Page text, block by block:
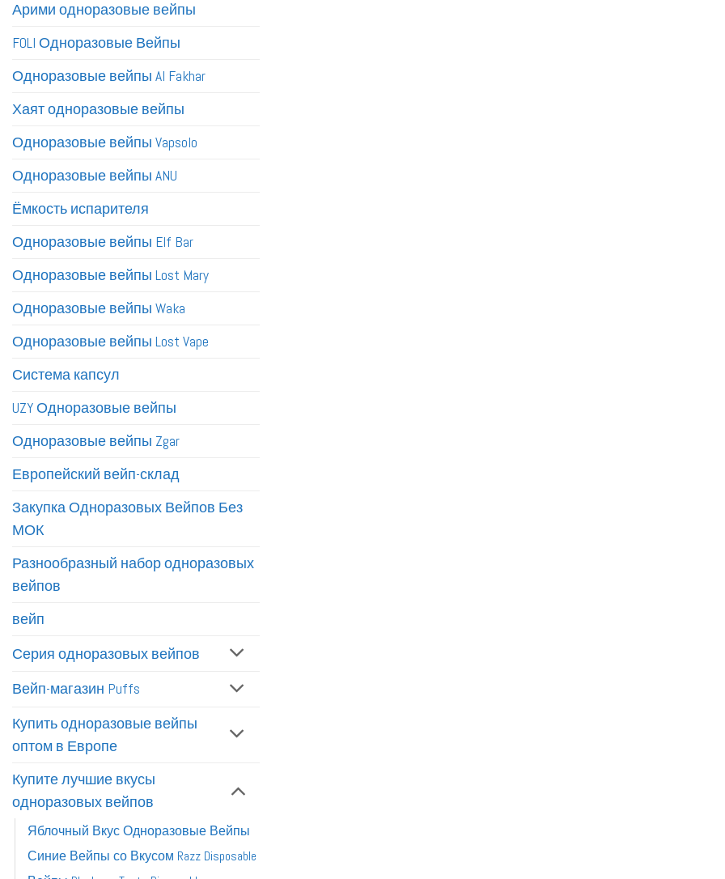
Арими одноразовые вейпы
FOLI Одноразовые Вейпы
Одноразовые вейпы Al Fakhar
Хаят одноразовые вейпы
Одноразовые вейпы Vapsolo
Одноразовые вейпы ANU
Ёмкость испарителя
Одноразовые вейпы Elf Bar
Одноразовые вейпы Lost Mary
Одноразовые вейпы Waka
Одноразовые вейпы Lost Vape
Система капсул
UZY Одноразовые вейпы
Одноразовые вейпы Zgar
Европейский вейп-склад
Закупка Одноразовых Вейпов Без
МОК
Разнообразный набор одноразовых
вейпов
вейп
Серия одноразовых вейпов
Вейп-магазин Puffs
Купить одноразовые вейпы
оптом в Европе
Купите лучшие вкусы
одноразовых вейпов
Яблочный Вкус Одноразовые Вейпы
Синие Вейпы со Вкусом Razz Disposable